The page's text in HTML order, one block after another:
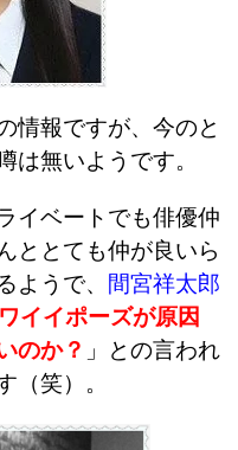
情報ですが、今のと
は無いようです。
イベートでも俳優仲
ととても仲が良いら
ようで、 間宮祥太郎
イイポーズが原因
のか？ 」との言われ
（笑）。